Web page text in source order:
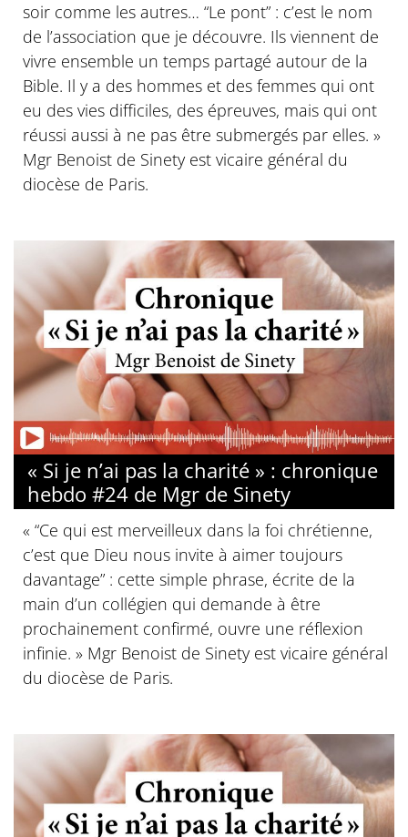
soir comme les autres… “Le pont” : c’est le nom
de l’association que je découvre. Ils viennent de
vivre ensemble un temps partagé autour de la
Bible. Il y a des hommes et des femmes qui ont
eu des vies difficiles, des épreuves, mais qui ont
réussi aussi à ne pas être submergés par elles. »
Mgr Benoist de Sinety est vicaire général du
diocèse de Paris.
« Si je n’ai pas la charité » : chronique
hebdo #24 de Mgr de Sinety
« “Ce qui est merveilleux dans la foi chrétienne,
c’est que Dieu nous invite à aimer toujours
davantage” : cette simple phrase, écrite de la
main d’un collégien qui demande à être
prochainement confirmé, ouvre une réflexion
infinie. » Mgr Benoist de Sinety est vicaire général
du diocèse de Paris.